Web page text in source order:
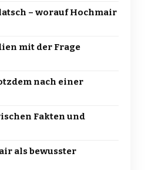
– worauf Hochmair
mit der Frage
nach einer
Fakten und
als bewusster